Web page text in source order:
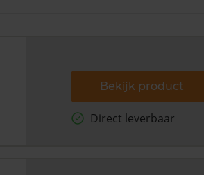
Bekijk product
Direct leverbaar